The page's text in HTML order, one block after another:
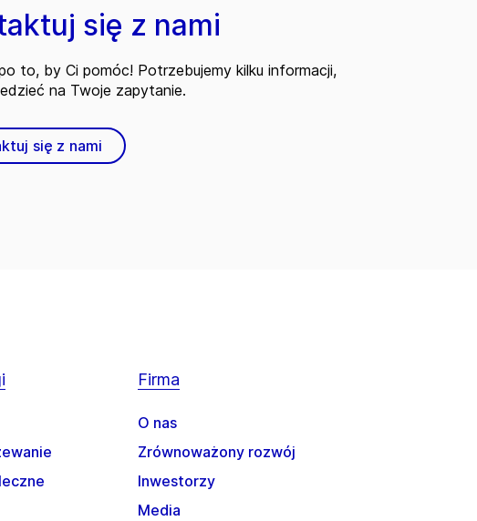
się z nami
to, by Ci pomóc! Potrzebujemy kilku informacji,
na Twoje zapytanie.
się z nami
Firma
O nas
Zrównoważony rozwój
Inwestorzy
Media